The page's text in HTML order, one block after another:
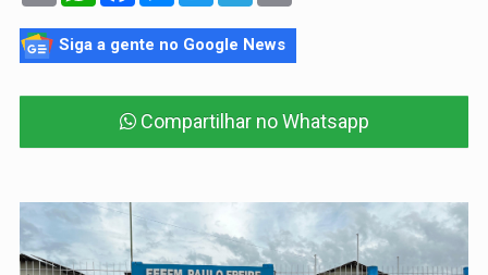
Siga a gente no Google News
Compartilhar no Whatsapp